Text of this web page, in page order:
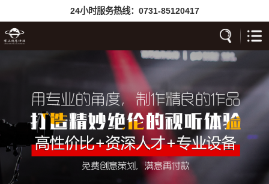
24小时服务热线： 0731-85120417